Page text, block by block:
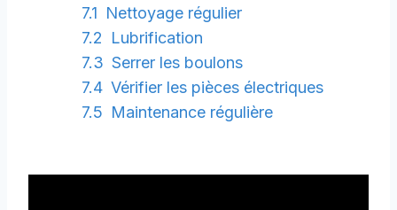
Nettoyage régulier
Lubrification
Serrer les boulons
Vérifier les pièces électriques
Maintenance régulière